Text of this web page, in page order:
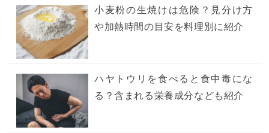
小麦粉の生焼けは危険？見分け方
や加熱時間の目安を料理別に紹介
ハヤトウリを食べると食中毒にな
る？含まれる栄養成分なども紹介